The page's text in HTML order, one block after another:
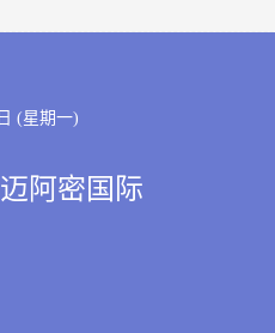
(星期一)
阿密国际